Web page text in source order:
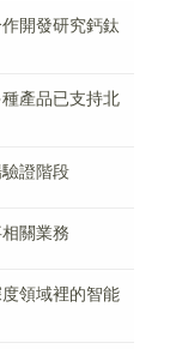
開發研究鈣鈦
產品已支持北
證階段
關業務
領域裡的智能